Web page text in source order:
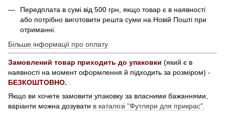
Передплата в сумі від 500 грн, якщо товар є в наявності
або потрібно виготовити решта суми на Новій Пошті при
отриманні.
Більше інформації про оплату
Замовлений товар приходить до упаковки (який є в
наявності на момент оформлення й підходить за розміром) -
БЕЗКОШТОВНО.
Якщо ви хочете замовити упаковку за власними бажаннями,
варіанти можна дозувати в каталозі "Футляри для прикрас".